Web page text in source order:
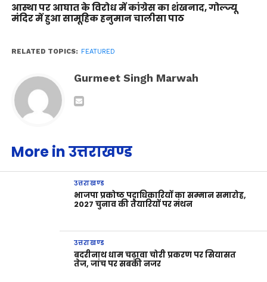
आस्था पर आघात के विरोध में कांग्रेस का शंखनाद, गोल्ज्यू
मंदिर में हुआ सामूहिक हनुमान चालीसा पाठ
RELATED TOPICS: FEATURED
Gurmeet Singh Marwah
More in उत्तराखण्ड
उत्तराखण्ड
भाजपा प्रकोष्ठ पदाधिकारियों का सम्मान समारोह,
2027 चुनाव की तैयारियों पर मंथन
उत्तराखण्ड
बदरीनाथ धाम चढ़ावा चोरी प्रकरण पर सियासत
तेज, जांच पर सबकी नजर